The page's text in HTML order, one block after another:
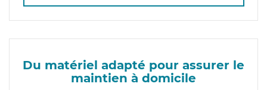
Du matériel adapté pour assurer le
maintien à domicile